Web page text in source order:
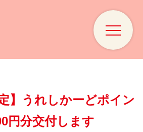
】うれしかーどポイン
円分交付します